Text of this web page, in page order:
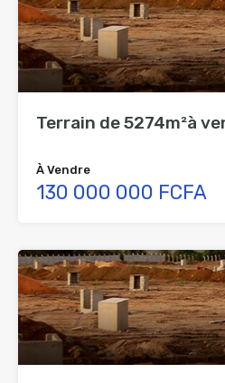
Terrain de 5274m²à
À Vendre
130 000 000 FCFA